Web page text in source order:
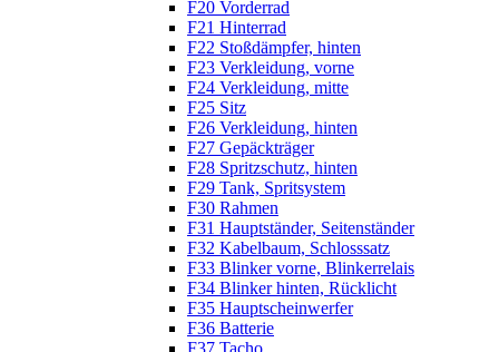
F20 Vorderrad
F21 Hinterrad
F22 Stoßdämpfer, hinten
F23 Verkleidung, vorne
F24 Verkleidung, mitte
F25 Sitz
F26 Verkleidung, hinten
F27 Gepäckträger
F28 Spritzschutz, hinten
F29 Tank, Spritsystem
F30 Rahmen
F31 Hauptständer, Seitenständer
F32 Kabelbaum, Schlosssatz
F33 Blinker vorne, Blinkerrelais
F34 Blinker hinten, Rücklicht
F35 Hauptscheinwerfer
F36 Batterie
F37 Tacho